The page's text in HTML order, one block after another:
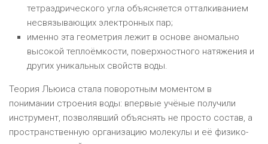
тетраэдрического угла объясняется отталкиванием
несвязывающих электронных пар;
именно эта геометрия лежит в основе аномально
высокой теплоёмкости, поверхностного натяжения и
других уникальных свойств воды.
Теория Льюиса стала поворотным моментом в
понимании строения воды: впервые учёные получили
инструмент, позволявший объяснять не просто состав, а
пространственную организацию молекулы и её физико-